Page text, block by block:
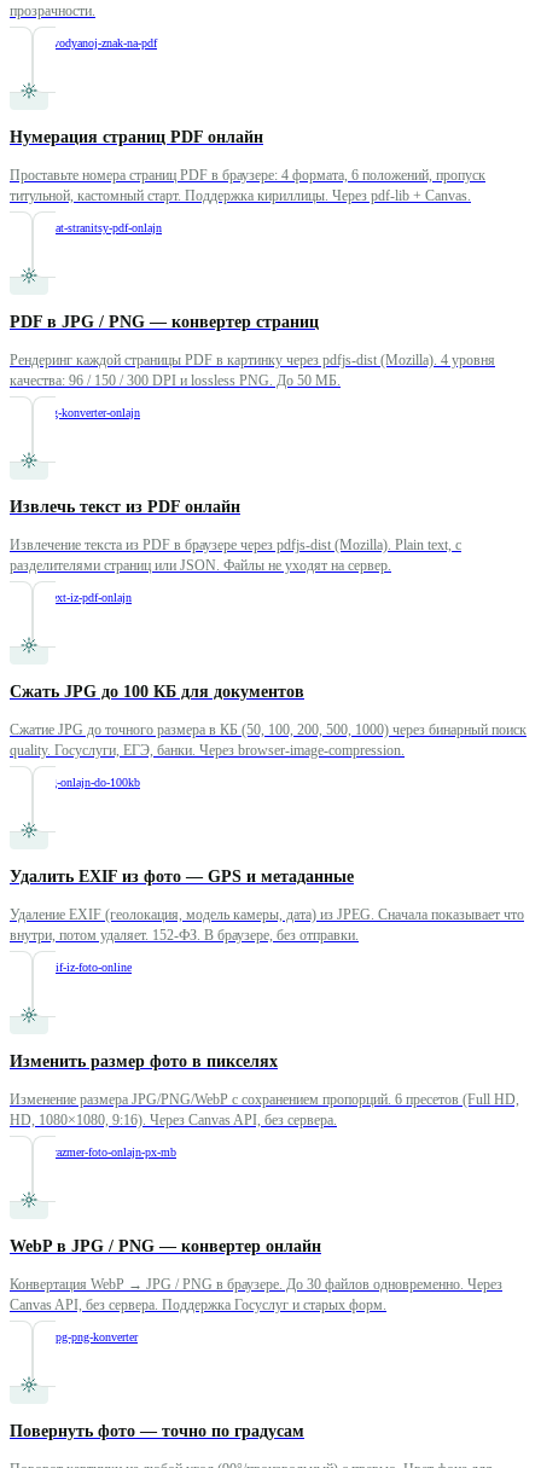
прозрачности.
dobavit-vodyanoj-znak-na-pdf
Нумерация страниц PDF онлайн
Проставьте номера страниц PDF в браузере: 4 формата, 6 положений, пропуск
титульной, кастомный старт. Поддержка кириллицы. Через pdf-lib + Canvas.
numerovat-stranitsy-pdf-onlajn
PDF в JPG / PNG — конвертер страниц
Рендеринг каждой страницы PDF в картинку через pdfjs-dist (Mozilla). 4 уровня
качества: 96 / 150 / 300 DPI и lossless PNG. До 50 МБ.
pdf-v-jpg-konverter-onlajn
Извлечь текст из PDF онлайн
Извлечение текста из PDF в браузере через pdfjs-dist (Mozilla). Plain text, с
разделителями страниц или JSON. Файлы не уходят на сервер.
extract-text-iz-pdf-onlajn
Сжать JPG до 100 КБ для документов
Сжатие JPG до точного размера в КБ (50, 100, 200, 500, 1000) через бинарный поиск
quality. Госуслуги, ЕГЭ, банки. Через browser-image-compression.
szhat-jpg-onlajn-do-100kb
Удалить EXIF из фото — GPS и метаданные
Удаление EXIF (геолокация, модель камеры, дата) из JPEG. Сначала показывает что
внутри, потом удаляет. 152-ФЗ. В браузере, без отправки.
udalit-exif-iz-foto-online
Изменить размер фото в пикселях
Изменение размера JPG/PNG/WebP с сохранением пропорций. 6 пресетов (Full HD,
HD, 1080×1080, 9:16). Через Canvas API, без сервера.
izmenit-razmer-foto-onlajn-px-mb
WebP в JPG / PNG — конвертер онлайн
Конвертация WebP → JPG / PNG в браузере. До 30 файлов одновременно. Через
Canvas API, без сервера. Поддержка Госуслуг и старых форм.
webp-v-jpg-png-konverter
Повернуть фото — точно по градусам